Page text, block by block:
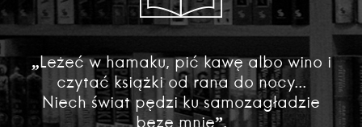
„Leżeć w hamaku, pić kawę albo wino i
czytać książki od rana do nocy...
Niech świat pędzi ku samozagładzie
beze mnie”.